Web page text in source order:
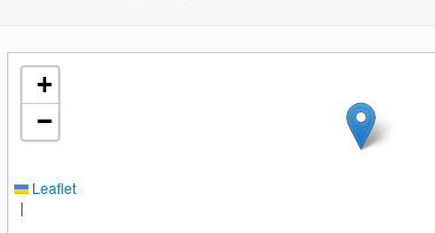
+
−
Leaflet
|